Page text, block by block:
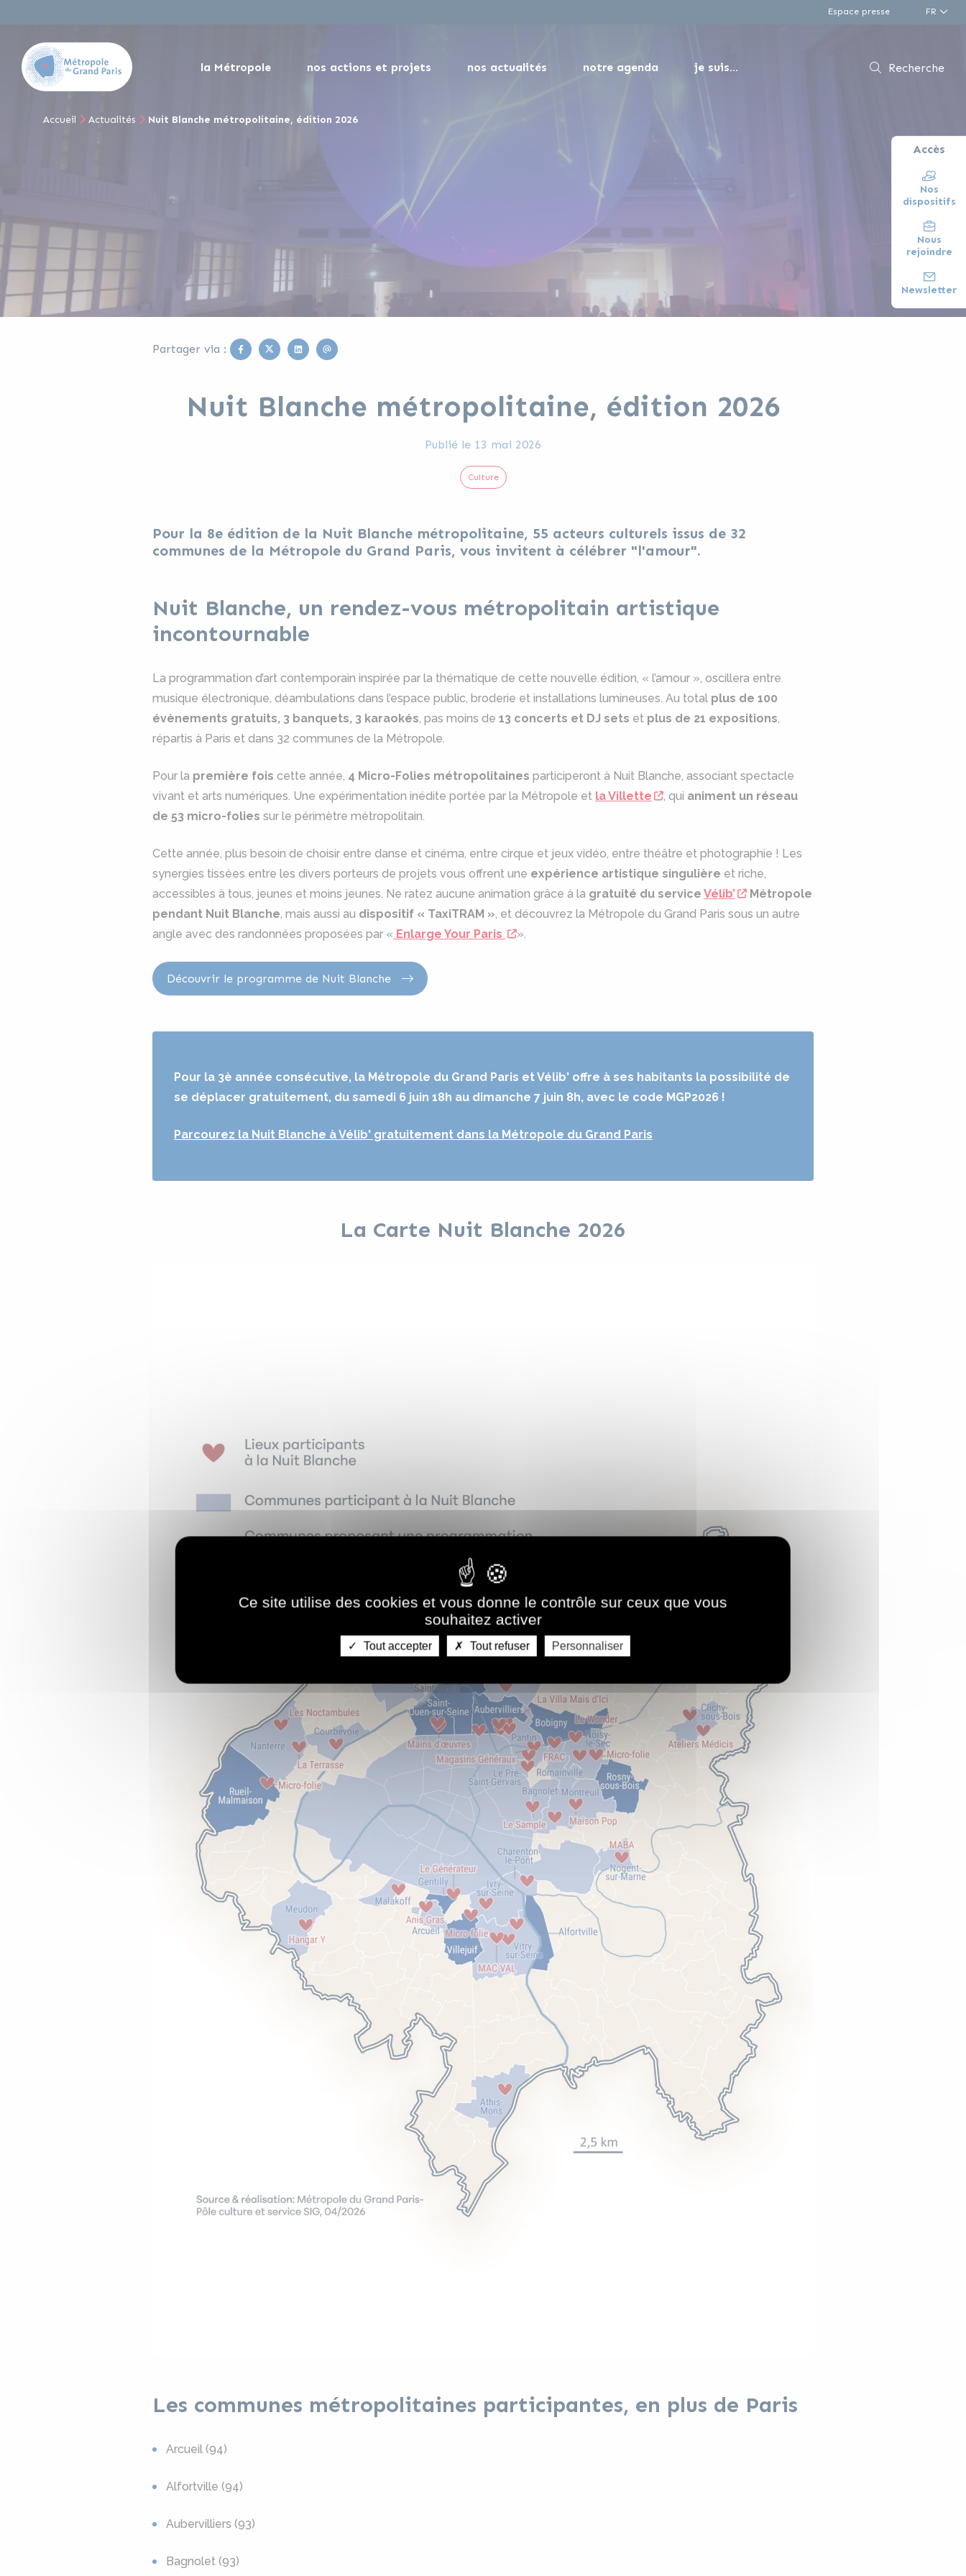
Espace presse FR
la Métropole nos actions et projets nos actualités notre agenda je suis... Recherche
Accueil Actualités Nuit Blanche métropolitaine, édition 2026
Accès
Nos
dispositifs
Nous
rejoindre
Newsletter
Partager via : Facebook
TwitterLinkedinEmail
Nuit Blanche métropolitaine, édition 2026
Publié le 13 mai 2026
Culture
Pour la 8e édition de la Nuit Blanche métropolitaine, 55 acteurs culturels issus de 32
communes de la Métropole du Grand Paris, vous invitent à célébrer "l'amour".
Nuit Blanche, un rendez-vous métropolitain artistique
incontournable
La programmation d’art contemporain inspirée par la thématique de cette nouvelle édition, « l’amour », oscillera entre
musique électronique, déambulations dans l’espace public, broderie et installations lumineuses. Au total plus de 100
évènements gratuits, 3 banquets, 3 karaokés, pas moins de 13 concerts et DJ sets et plus de 21 expositions,
répartis à Paris et dans 32 communes de la Métropole.
Pour la première fois cette année, 4 Micro-Folies métropolitaines participeront à Nuit Blanche, associant spectacle
vivant et arts numériques. Une expérimentation inédite portée par la Métropole et la Villette , qui animent un réseau
de 53 micro-folies sur le périmètre métropolitain.
Cette année, plus besoin de choisir entre danse et cinéma, entre cirque et jeux vidéo, entre théâtre et photographie ! Les
synergies tissées entre les divers porteurs de projets vous offrent une expérience artistique singulière et riche,
accessibles à tous, jeunes et moins jeunes. Ne ratez aucune animation grâce à la gratuité du service Vélib’
Métropole
pendant Nuit Blanche, mais aussi au dispositif « TaxiTRAM », et découvrez la Métropole du Grand Paris sous un autre
angle avec des randonnées proposées par « Enlarge Your Paris ».
Découvrir le programme de Nuit Blanche
Pour la 3è année consécutive, la Métropole du Grand Paris et Vélib' offre à ses habitants la possibilité de
se déplacer gratuitement, du samedi 6 juin 18h au dimanche 7 juin 8h, avec le code MGP2026 !
Parcourez la Nuit Blanche à Vélib' gratuitement dans la Métropole du Grand Paris
La Carte Nuit Blanche 2026
Les communes métropolitaines participantes, en plus de Paris
Arcueil (94)
Alfortville (94)
Aubervilliers (93)
Bagnolet (93)
Ce site utilise des cookies et vous donne le contrôle sur ceux que vous
souhaitez activer
Tout accepter Tout refuser Personnaliser